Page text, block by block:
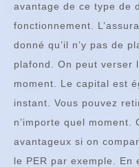
avantage de ce type de
fonctionnement.
donné qu’il n’y pas de
plafond. On peut verser
moment. Le capital est
instant. Vous pouvez
n’importe quel
avantageux si on
le PER par exemple. En